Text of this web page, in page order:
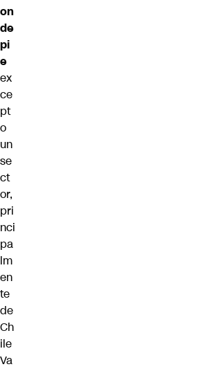
on
de
pi
e
ex
ce
pt
o
un
se
ct
or,
pri
nci
pa
lm
en
te
de
Ch
ile
Va